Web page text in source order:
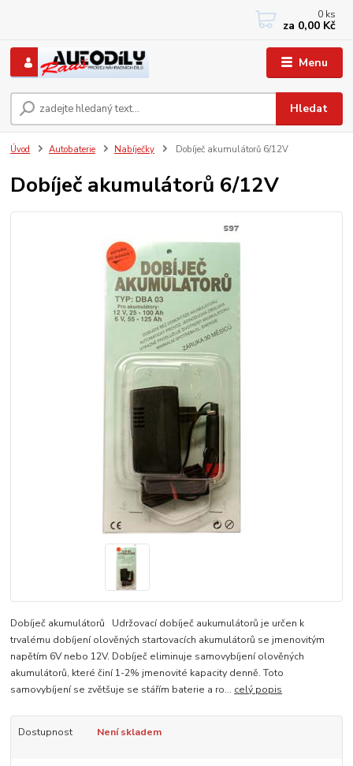
Menu
Hledat
+420 733767377
PO-PÁ: 8 - 12, 13 - 17
0 ks
za 0,00 Kč
Úvod Autobaterie Nabíječky Dobíječ akumulátorů 6/12V
Dobíječ akumulátorů 6/12V
Dobíječ akumulátorů Udržovací dobíječ aukumulátorů je určen k
trvalému dobíjení olověných startovacích akumulátorů se jmenovitým
napětím 6V nebo 12V. Dobíječ eliminuje samovybíjení olověných
akumulátorů, které činí 1-2% jmenovité kapacity denně. Toto
samovybíjení se zvětšuje se stářím baterie a ro... celý popis
Dostupnost Není skladem